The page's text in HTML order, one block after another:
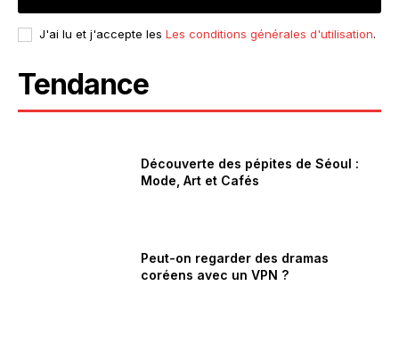
J'ai lu et j'accepte les Les conditions générales d'utilisation.
Tendance
Découverte des pépites de Séoul :
Mode, Art et Cafés
Peut-on regarder des dramas
coréens avec un VPN ?